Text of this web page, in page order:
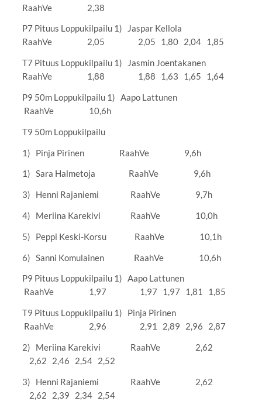
RaahVe 2,38
P7 Pituus Loppukilpailu 1) Jaspar Kellola
RaahVe 2,05 2,05 1,80 2,04 1,85
T7 Pituus Loppukilpailu 1) Jasmin Joentakanen
RaahVe 1,88 1,88 1,63 1,65 1,64
P9 50m Loppukilpailu 1) Aapo Lattunen
RaahVe 10,6h
T9 50m Loppukilpailu
1) Pinja Pirinen RaahVe 9,6h
1) Sara Halmetoja RaahVe 9,6h
3) Henni Rajaniemi RaahVe 9,7h
4) Meriina Karekivi RaahVe 10,0h
5) Peppi Keski-Korsu RaahVe 10,1h
6) Sanni Komulainen RaahVe 10,6h
P9 Pituus Loppukilpailu 1) Aapo Lattunen
RaahVe 1,97 1,97 1,97 1,81 1,85
T9 Pituus Loppukilpailu 1) Pinja Pirinen
RaahVe 2,96 2,91 2,89 2,96 2,87
2) Meriina Karekivi RaahVe 2,62
2,62 2,46 2,54 2,52
3) Henni Rajaniemi RaahVe 2,62
2,62 2,39 2,34 2,54